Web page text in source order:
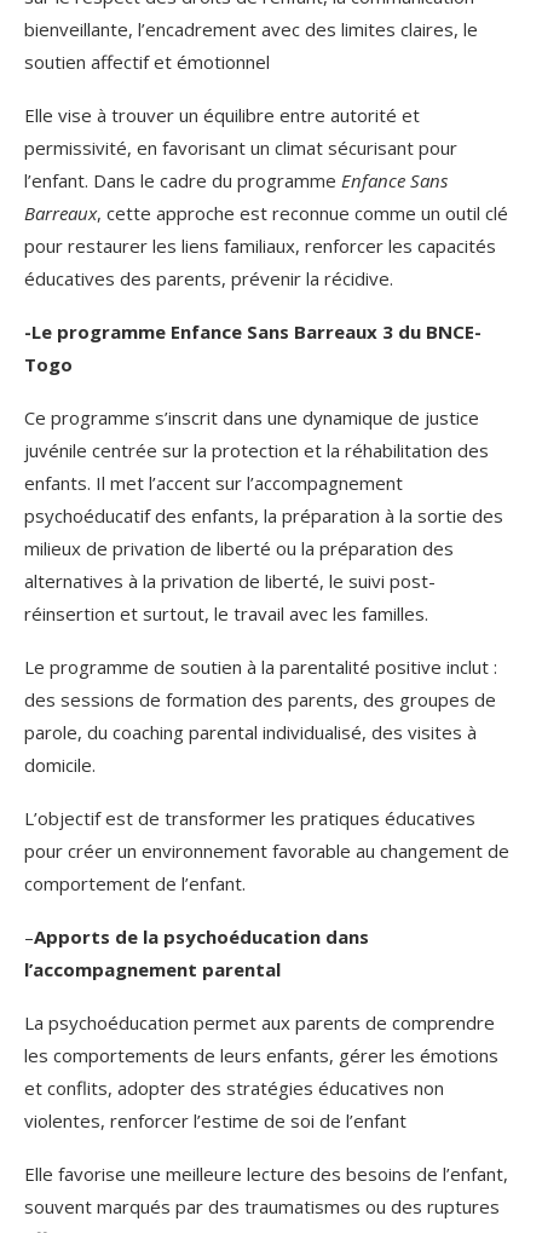
bienveillante, l’encadrement avec des limites claires, le
soutien affectif et émotionnel
Elle vise à trouver un équilibre entre autorité et
permissivité, en favorisant un climat sécurisant pour
l’enfant. Dans le cadre du programme Enfance Sans
Barreaux, cette approche est reconnue comme un outil clé
pour restaurer les liens familiaux, renforcer les capacités
éducatives des parents, prévenir la récidive.
-Le programme Enfance Sans Barreaux 3 du BNCE-
Togo
Ce programme s’inscrit dans une dynamique de justice
juvénile centrée sur la protection et la réhabilitation des
enfants. Il met l’accent sur l’accompagnement
psychoéducatif des enfants, la préparation à la sortie des
milieux de privation de liberté ou la préparation des
alternatives à la privation de liberté, le suivi post-
réinsertion et surtout, le travail avec les familles.
Le programme de soutien à la parentalité positive inclut :
des sessions de formation des parents, des groupes de
parole, du coaching parental individualisé, des visites à
domicile.
L’objectif est de transformer les pratiques éducatives
pour créer un environnement favorable au changement de
comportement de l’enfant.
–Apports de la psychoéducation dans
l’accompagnement parental
La psychoéducation permet aux parents de comprendre
les comportements de leurs enfants, gérer les émotions
et conflits, adopter des stratégies éducatives non
violentes, renforcer l’estime de soi de l’enfant
Elle favorise une meilleure lecture des besoins de l’enfant,
souvent marqués par des traumatismes ou des ruptures